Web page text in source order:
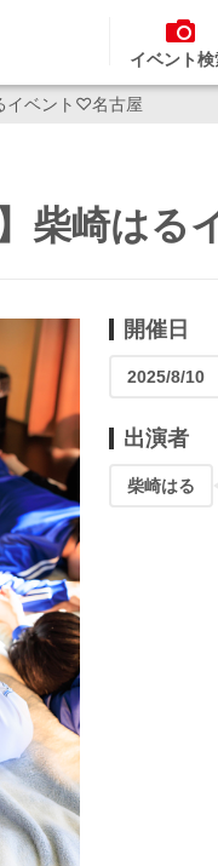
イベント検
イベント♡名古屋
柴崎は
開催日
2025/8/10
出演者
柴崎はる